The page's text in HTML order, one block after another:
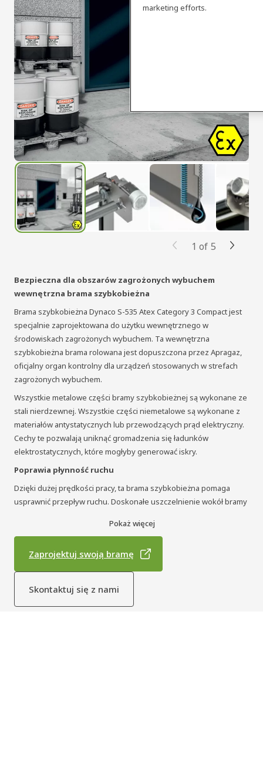
Bezpieczna dla obszarów zagrożonych wybuchem
wewnętrzna brama szybkobieżna
Brama szybkobieżna Dynaco S-535 Atex Category 3 Compact jest
specjalnie zaprojektowana do użytku wewnętrznego w
środowiskach zagrożonych wybuchem. Ta wewnętrzna
szybkobieżna brama rolowana jest dopuszczona przez Apragaz,
oficjalny organ kontrolny dla urządzeń stosowanych w strefach
zagrożonych wybuchem.
Wszystkie metalowe części bramy szybkobieżnej są wykonane ze
stali nierdzewnej. Wszystkie części niemetalowe są wykonane z
materiałów antystatycznych lub przewodzących prąd elektryczny.
Cechy te pozwalają uniknąć gromadzenia się ładunków
elektrostatycznych, które mogłyby generować iskry.
Poprawia płynność ruchu
Dzięki dużej prędkości pracy, ta brama szybkobieżna pomaga
usprawnić przepływ ruchu. Doskonałe uszczelnienie wokół bramy
lepszą kontrolę środowiska i oszczędność kosztów energii.
W pełni samonapinająca się, brama szybkobieżna Dynaco S-535
Atex Category 3 Compact automatycznie ponownie wprowadza się
w swoje boczne prowadnice, gdy kurtyna zostanie przypadkowo
wypchnięta.
Pokaż więcej
Zaprojektuj swoją bramę
Skontaktuj się z nami
1 of 5
marketing efforts.